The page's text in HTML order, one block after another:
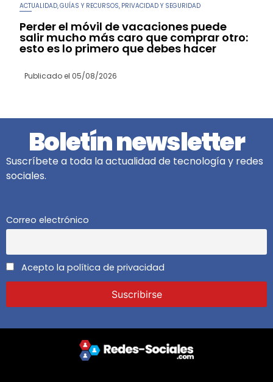
ACTUALIDAD ,GUÍAS Y RECURSOS PRIVACIDAD Y SEGURIDAD
Perder el móvil de vacaciones puede
salir mucho más caro que comprar otro:
esto es lo primero que debes hacer
Publicado el 05/08/2026
Boletín newsletter
Suscríbete a toda la actualidad de tecnología y redes
sociales.
Correo electrónico
Acepto la política de privacidad